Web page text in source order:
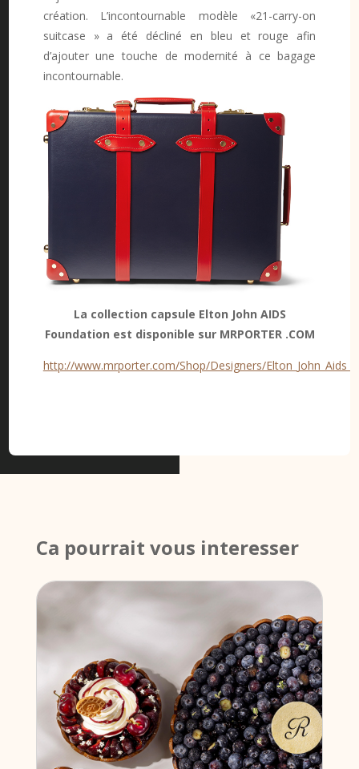
création. L’incontournable modèle «21-carry-on
suitcase » a été décliné en bleu et rouge afin
d’ajouter une touche de modernité à ce bagage
incontournable.
La collection capsule Elton John AIDS
Foundation est disponible sur MRPORTER .COM
http://www.mrporter.com/Shop/Designers/
Ca pourrait vous interesser